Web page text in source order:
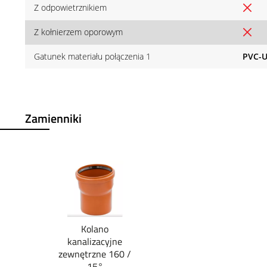
Z odpowietrznikiem
Z kołnierzem oporowym
Gatunek materiału połączenia 1 PVC-U
Zamienniki
Kolano
kanalizacyjne
zewnętrzne 160 /